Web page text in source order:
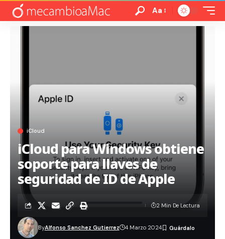
Aa
iCloud
iCloud para Windows obtiene
soporte para llaves de
seguridad de ID de Apple
ByAlfonso Sanchez Gutierrez 4 Marzo 2024
2 Min De Lectura